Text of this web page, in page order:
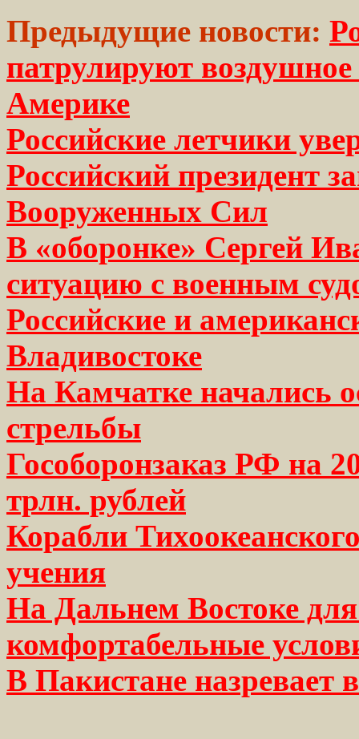
Предыдущие новости:
патрулируют
Америке
Российские летчики
Российский президент
Вооруженных Сил
В «оборонке» Сергей
ситуацию с военным
Российские и
Владивостоке
На Камчатке начались
стрельбы
Гособоронзаказ РФ на
трлн. рублей
Корабли
учения
На Дальнем Востоке
комфортабельные
В Пакистане назревает